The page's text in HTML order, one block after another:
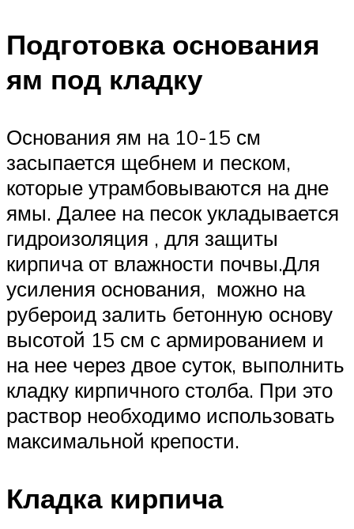
Подготовка основания
ям под кладку
Основания ям на 10-15 см
засыпается щебнем и песком,
которые утрамбовываются на дне
ямы. Далее на песок укладывается
гидроизоляция , для защиты
кирпича от влажности почвы.Для
усиления основания, можно на
рубероид залить бетонную основу
высотой 15 см с армированием и
на нее через двое суток, выполнить
кладку кирпичного столба. При это
раствор необходимо использовать
максимальной крепости.
Кладка кирпича